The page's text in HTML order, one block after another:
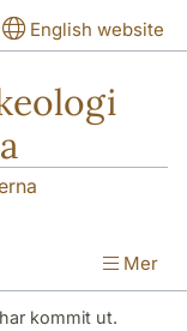
English website
Mer
kommit ut.